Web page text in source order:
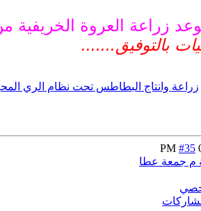
زراعة العروة
بالتوفيق.......
زراعة وانتاج البطاطس تحت نظام الري
#35